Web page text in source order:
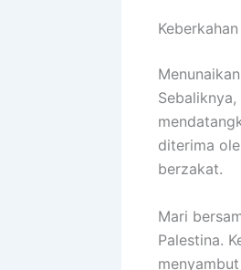
diterima
berzakat.
Mari
Palestina.